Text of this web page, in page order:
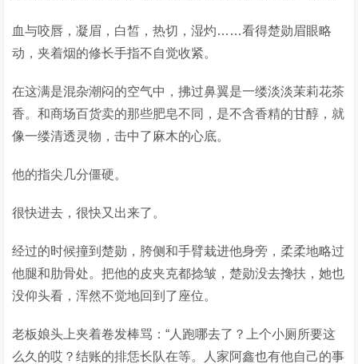
血与咬唇，凝眉，白皙，热切，湿灼……看得楚勋眉眼略
动，夹着烟的修长手指不自觉收紧。
在这满是混杂潮闷的空气中，拂过鼻翼是一缕淡淡茉莉花茶
香。和商场百货卖的那些肥皂不同，是不含香精的甘醇，就
像一缕清透灵物，击中了麻木的心底。
他的指尖几分僵硬。
很快进去，很快又出来了。
经过的时候撞到楚勋，胯侧和手臂栽进他身旁，柔柔地略过
他腿和肋骨处。把他的皮夹克都捻皱，楚勋没去搀扶，她也
没仰头看，浑然不觉地回到了座位。
老板娘头上夹着卷发棒骂：“人跑哪去了？上个小厕所要这
么久的哎？结账的排恁长队在等。人家阿鑫也有他自己的事